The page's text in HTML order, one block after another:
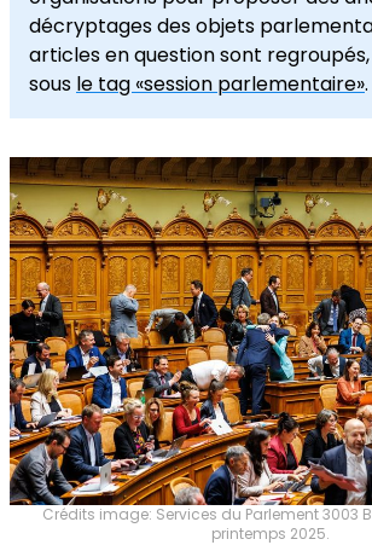
décryptages des objets
articles en question sont
sous le tag «session parlementaire».
Crédits image: Services du Parlement 3003
printemps 2025.